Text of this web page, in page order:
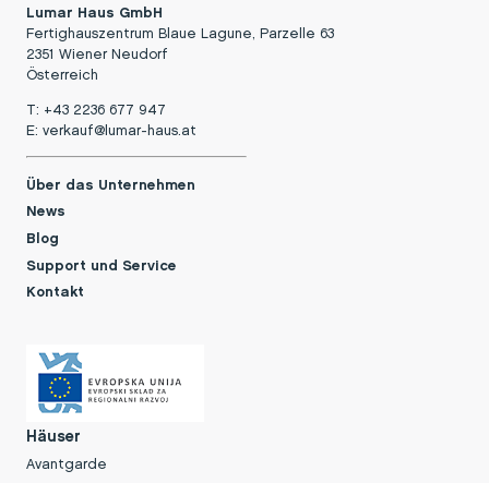
Lumar Haus GmbH
Fertighauszentrum Blaue Lagune, Parzelle 63
2351 Wiener Neudorf
Österreich
T: +43 2236 677 947
E: verkauf@lumar-haus.at
Über das Unternehmen
News
Blog
Support und Service
Kontakt
Häuser
Avantgarde